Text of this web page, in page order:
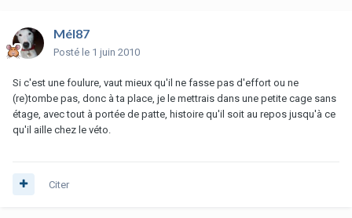
Mél87
Posté le 1 juin 2010
Si c'est une foulure, vaut mieux qu'il ne fasse pas d'effort ou ne
(re)tombe pas, donc à ta place, je le mettrais dans une petite cage sans
étage, avec tout à portée de patte, histoire qu'il soit au repos jusqu'à ce
qu'il aille chez le véto.
Citer